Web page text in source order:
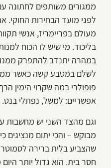
ממגורים משותפים לחתונה
לפני מועד הבחירות החוקי.
מעולם בפריימריז, אנשי
בליכוד. מי שיש לו הכוח
במהרה יתנדב להתפרק
לשלם במטבע קשה כאשר
פופולרי במה שקרוי הימין
אפשריים: למשל, נפתלי בנט.
וגם מהצד השני יש מחשבות
מבוקש – והכי יתום מנציגים
שהצביע בלית ברירה